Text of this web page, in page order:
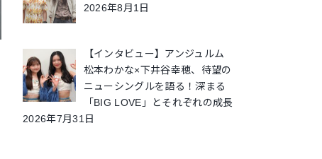
2026年8月1日
【インタビュー】アンジュルム
松本わかな×下井谷幸穂、待望の
ニューシングルを語る！深まる
「BIG LOVE」とそれぞれの成長
2026年7月31日